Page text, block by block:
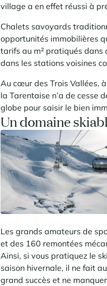
village a en effet réussi à
Chalets savoyards
opportunités immobilières
tarifs au m² pratiqués dans
dans les stations voisines
Au cœur des Trois Vallées,
la Tarentaise n’a de cesse
globe pour saisir le bien
Un domaine
Les grands amateurs de
et des 160 remontées
Ainsi, si vous pratiquez le
saison hivernale, il ne fait
grand succès et ne